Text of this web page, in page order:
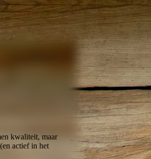
kwaliteit, maar
actief in het